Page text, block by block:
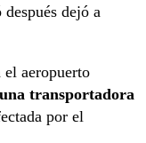
dejó a
aeropuerto
transportadora
por el